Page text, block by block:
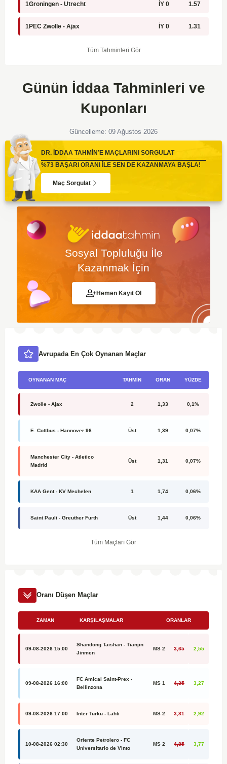
1Groningen - Utrecht İY 0 1.57
1PEC Zwolle - Ajax İY 0 1.31
Tüm Tahminleri Gör
Günün İddaa Tahminleri ve
Kuponları
Güncelleme: 09 Ağustos 2026
DR. İDDAA TAHMİN’E MAÇLARINI SORGULAT
%73 BAŞARI ORANI İLE SEN DE KAZANMAYA BAŞLA!
Maç Sorgulat
Sosyal Topluluğu İle
Kazanmak İçin
Hemen Kayıt Ol
Avrupada En Çok Oynanan Maçlar
OYNANAN MAÇ TAHMIN ORAN YÜZDE
Zwolle - Ajax 2 1,33 0,1%
E. Cottbus - Hannover 96 Üst 1,39 0,07%
Manchester City - Atletico
Madrid
Üst 1,31 0,07%
KAA Gent - KV Mechelen 1 1,74 0,06%
Saint Pauli - Greuther Furth Üst 1,44 0,06%
Tüm Maçları Gör
Oranı Düşen Maçlar
ZAMAN KARŞILAŞMALAR ORANLAR
09-08-2026 15:00
Shandong Taishan - Tianjin
Jinmen
MS 2 3,65 2,55
09-08-2026 16:00
FC Amical Saint-Prex -
Bellinzona
MS 1 4,35 3,27
09-08-2026 17:00 Inter Turku - Lahti MS 2 3,81 2,92
10-08-2026 02:30
Oriente Petrolero - FC
Universitario de Vinto
MS 2 4,85 3,77